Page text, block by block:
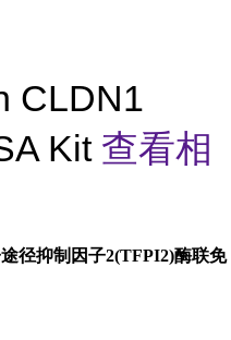
CLDN1
Kit 查看相
径抑制因子2(TFPI2)酶联免